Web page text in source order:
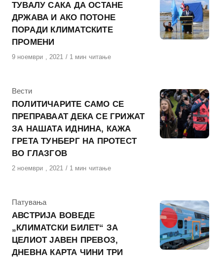
ТУВАЛУ САКА ДА ОСТАНЕ
ДРЖАВА И АКО ПОТОНЕ
ПОРАДИ КЛИМАТСКИТЕ
ПРОМЕНИ
Објавено
9 ноември , 2021 1 мин читање
КАтегорија
Вести
ПОЛИТИЧАРИТЕ САМО СЕ
ПРЕПРАВААТ ДЕКА СЕ ГРИЖАТ
ЗА НАШАТА ИДНИНА, КАЖА
ГРЕТА ТУНБЕРГ НА ПРОТЕСТ
ВО ГЛАЗГОВ
Објавено
2 ноември , 2021 1 мин читање
КАтегорија
Патувања
АВСТРИЈА ВОВЕДЕ
„КЛИМАТСКИ БИЛЕТ“ ЗА
ЦЕЛИОТ ЈАВЕН ПРЕВОЗ,
ДНЕВНА КАРТА ЧИНИ ТРИ